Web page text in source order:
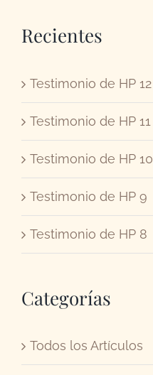
Recientes
Testimonio de HP 12
Testimonio de HP 11
Testimonio de HP 10
Testimonio de HP 9
Testimonio de HP 8
Categorías
Todos los Artículos